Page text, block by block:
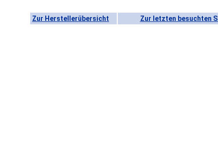
Zur Herstellerübersicht Zur letzten besuchten